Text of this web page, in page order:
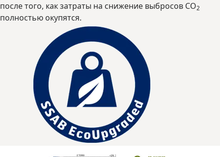
после того, как затраты на снижение выбросов CO2
полностью окупятся.